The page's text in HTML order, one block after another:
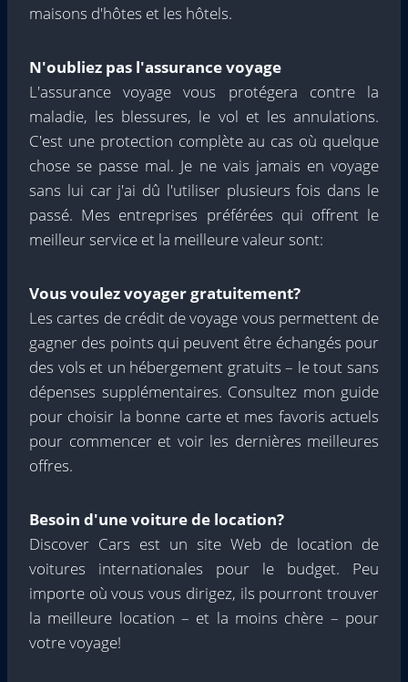
maisons d'hôtes et les hôtels.
N'oubliez pas l'assurance voyage
L'assurance voyage vous protégera contre la
maladie, les blessures, le vol et les annulations.
C'est une protection complète au cas où quelque
chose se passe mal. Je ne vais jamais en voyage
sans lui car j'ai dû l'utiliser plusieurs fois dans le
passé. Mes entreprises préférées qui offrent le
meilleur service et la meilleure valeur sont:
Vous voulez voyager gratuitement?
Les cartes de crédit de voyage vous permettent de
gagner des points qui peuvent être échangés pour
des vols et un hébergement gratuits – le tout sans
dépenses supplémentaires. Consultez mon guide
pour choisir la bonne carte et mes favoris actuels
pour commencer et voir les dernières meilleures
offres.
Besoin d'une voiture de location?
Discover Cars est un site Web de location de
voitures internationales pour le budget. Peu
importe où vous vous dirigez, ils pourront trouver
la meilleure location – et la moins chère – pour
votre voyage!